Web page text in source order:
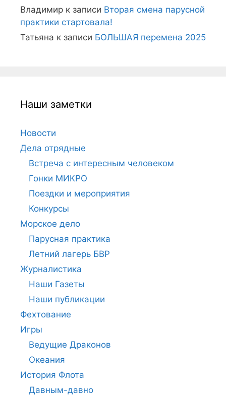
Владимир к записи Вторая смена парусной
практики стартовала!
Татьяна к записи БОЛЬШАЯ перемена 2025
Наши заметки
Новости
Дела отрядные
Встреча с интересным человеком
Гонки МИКРО
Поездки и мероприятия
Конкурсы
Морское дело
Парусная практика
Летний лагерь БВР
Журналистика
Наши Газеты
Наши публикации
Фехтование
Игры
Ведущие Драконов
Океания
История Флота
Давным-давно